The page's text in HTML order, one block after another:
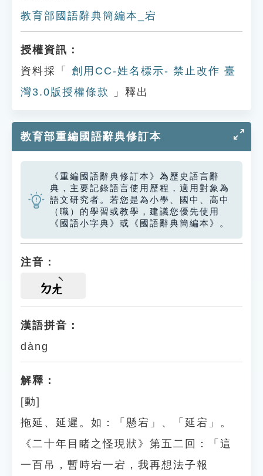
教育部國語辭典簡編本_宕
授權資訊：
資料採「
創用CC-姓名標示- 禁止改作 臺
灣3.0版授權條款
」釋出
教育部重編國語辭典修訂本
《重編國語辭典修訂本》為歷史語言辭
典，主要記錄語言使用歷程，適用對象為
語文研究者。若您是為小學、國中、高中
（職）的學習或教學，建議您優先使用
《國語小字典》或《國語辭典簡編本》。
注音：
ㄉㄤ
漢語拼音：
dàng
解釋：
[動]
拖延、延遲。如：「懸宕」、「延宕」。
《二十年目睹之怪現狀》第五二回：「這
一百吊，暫時宕一宕，我再想法子報